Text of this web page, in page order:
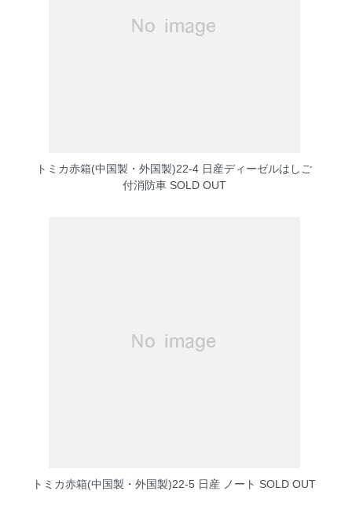
トミカ赤箱(中国製・外国製)22-4 日産ディーゼルはしご
付消防車SOLD OUT
トミカ赤箱(中国製・外国製)22-5 日産 ノート SOLD OUT